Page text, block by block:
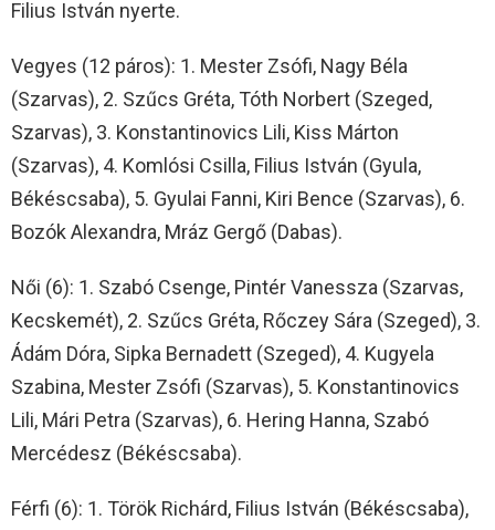
Filius István nyerte.
Vegyes (12 páros): 1. Mester Zsófi, Nagy Béla
(Szarvas), 2. Szűcs Gréta, Tóth Norbert (Szeged,
Szarvas), 3. Konstantinovics Lili, Kiss Márton
(Szarvas), 4. Komlósi Csilla, Filius István (Gyula,
Békéscsaba), 5. Gyulai Fanni, Kiri Bence (Szarvas), 6.
Bozók Alexandra, Mráz Gergő (Dabas).
Női (6): 1. Szabó Csenge, Pintér Vanessza (Szarvas,
Kecskemét), 2. Szűcs Gréta, Rőczey Sára (Szeged), 3.
Ádám Dóra, Sipka Bernadett (Szeged), 4. Kugyela
Szabina, Mester Zsófi (Szarvas), 5. Konstantinovics
Lili, Mári Petra (Szarvas), 6. Hering Hanna, Szabó
Mercédesz (Békéscsaba).
Férfi (6): 1. Török Richárd, Filius István (Békéscsaba),